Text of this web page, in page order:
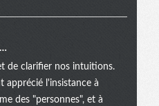
de clarifier nos intuitions.
apprécié l'insistance à
des "personnes", et à